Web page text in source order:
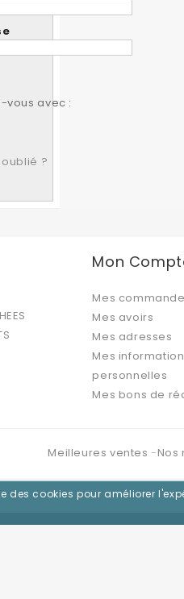
des cookies pour améliorer
vous avec :
?
Mon
Mes
Mes avoirs
Mes adresses
Mes
personnelles
Mes bons de
Meilleures ventes Nos
commerce par PrestaShop™